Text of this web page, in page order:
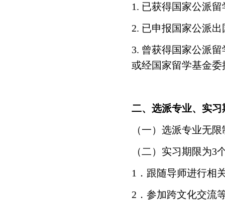
1. 已获得国家公派
2. 已申报国家公派
3. 曾获得国家公派
或经国家留学基金
二、选派专业、实习
（一）选派专业无
（二）实习期限为3
1．跟随导师进行相
2．参加跨文化交流